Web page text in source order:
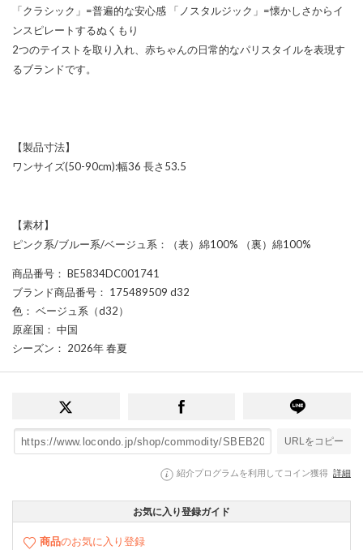
「クラシック」=普遍的な安心感 「ノスタルジック」=懐かしさからイ
ンスピレートするぬくもり
2つのテイストを取り入れ、赤ちゃんの日常的なパリスタイルを表現す
るブランドです。
【製品寸法】
ワンサイズ(50-90cm):幅36 長さ53.5
【素材】
ピンク系/ブルー系/ベージュ系：（表）綿100% （裏）綿100%
商品番号 ： BE5834DC001741
ブランド商品番号 ： 175489509 d32
色 ： ベージュ系（d32）
原産国 ： 中国
シーズン ： 2026年 春夏
URLをコピー
紹介プログラムを利用してコイン獲得 詳細
お気に入り登録ガイド
商品のお気に入り登録